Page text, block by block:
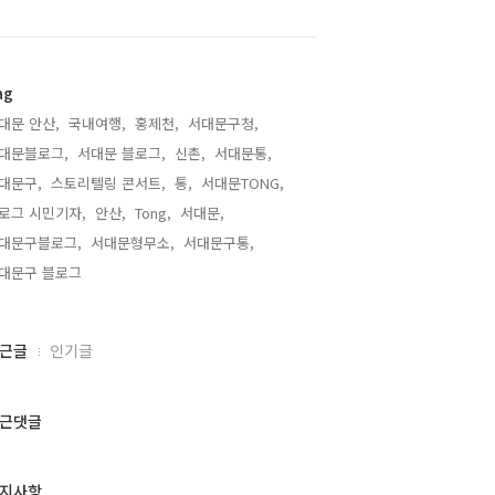
문 안산, 국내여행, 홍제천, 서대문구청,
문블로그, 서대문 블로그, 신촌, 서대문통,
문구, 스토리텔링 콘서트, 통, 서대문TONG,
그 시민기자, 안산, Tong, 서대문,
문구블로그, 서대문형무소, 서대문구통,
문구 블로그,
글 인기글
댓글
사항